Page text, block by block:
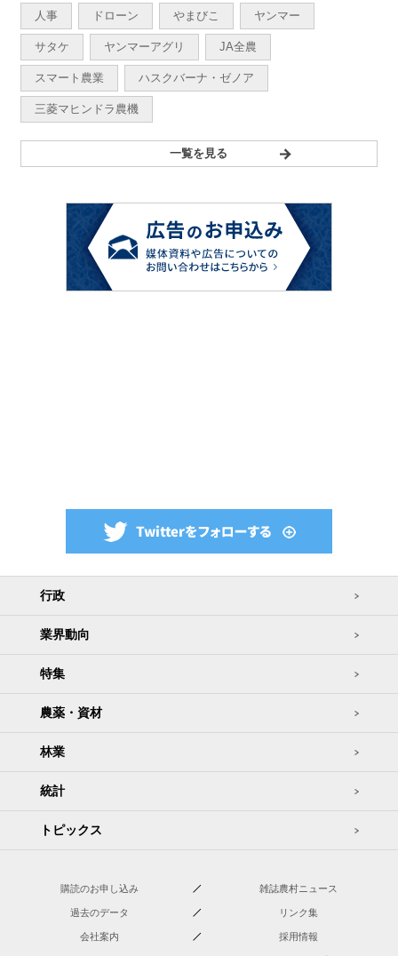
人事 ドローン やまびこ ヤンマー
サタケ ヤンマーアグリ JA全農
スマート農業 ハスクバーナ・ゼノア
三菱マヒンドラ農機
一覧を見る
行政
業界動向
特集
農薬・資材
林業
統計
トピックス
購読のお申し込み 雑誌農村ニュース
過去のデータ リンク集
会社案内 採用情報